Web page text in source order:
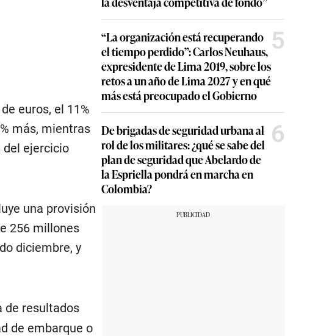
euros, el 11%
más, mientras
del ejercicio
una provisión
256 millones
diciembre, y
de resultados
de embarque o
“La organización está recuperando
el tiempo perdido”: Carlos Neuhaus,
expresidente de Lima 2019, sobre los
retos a un año de Lima 2027 y en qué
más está preocupado el Gobierno
5
De brigadas de seguridad urbana al
rol de los militares: ¿qué se sabe del
plan de seguridad que Abelardo de
la Espriella pondrá en marcha en
Colombia?
6